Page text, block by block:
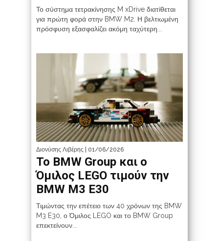
Το σύστημα τετρακίνησης M xDrive διατίθεται
για πρώτη φορά στην BMW M2. Η βελτιωμένη
πρόσφυση εξασφαλίζει ακόμη ταχύτερη...
Διονύσης Λιβέρης | 01/06/2026
Το BMW Group και ο
Όμιλος LEGO τιμούν την
BMW M3 E30
Τιμώντας την επέτειο των 40 χρόνων της BMW
M3 E30, ο Όμιλος LEGO και το BMW Group
επεκτείνουν...